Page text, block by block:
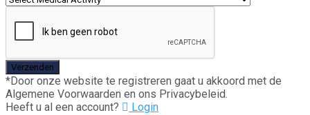
*Door onze website te registreren gaat u akkoord met de
Algemene Voorwaarden en ons Privacybeleid.
Heeft u al een account?
Login